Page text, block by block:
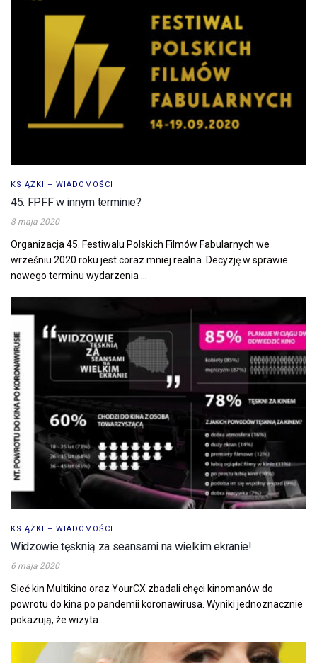
KSIĄŻKI – WIADOMOŚCI
45. FPFF w innym terminie?
8 maja 2020
Organizacja 45. Festiwalu Polskich Filmów Fabularnych we
wrześniu 2020 roku jest coraz mniej realna. Decyzję w sprawie
nowego terminu wydarzenia ...
KSIĄŻKI – WIADOMOŚCI
Widzowie tęsknią za seansami na wielkim ekranie!
6 maja 2020
Sieć kin Multikino oraz YourCX zbadali chęci kinomanów do
powrotu do kina po pandemii koronawirusa. Wyniki jednoznacznie
pokazują, że wizyta ...